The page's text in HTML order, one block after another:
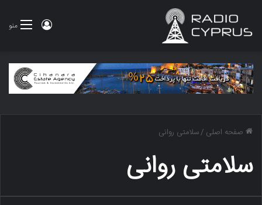
منو ورود
صفحه اصلی /سلامتی روانی
سلامتی روانی